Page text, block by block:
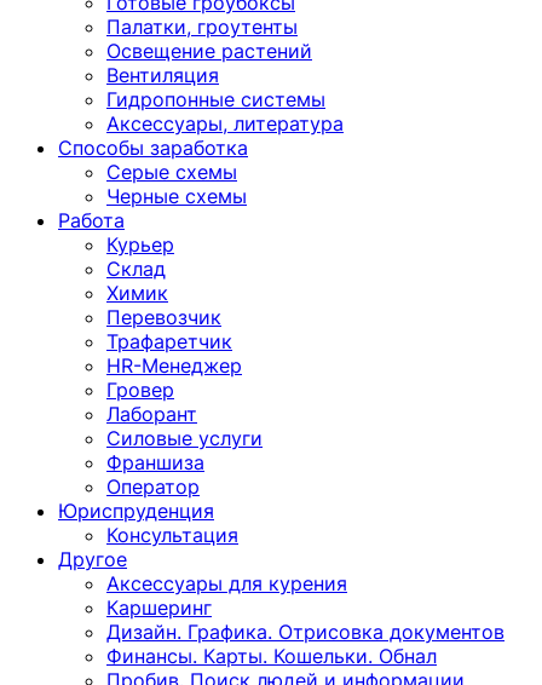
Палатки, гроутенты
Освещение растений
Вентиляция
Гидропонные системы
Аксессуары, литература
Способы заработка
Серые схемы
Черные схемы
Работа
Курьер
Склад
Химик
Перевозчик
Трафаретчик
HR-Менеджер
Гровер
Лаборант
Силовые услуги
Франшиза
Оператор
Юриспруденция
Консультация
Другoе
Аксессуары для курения
Каршеринг
Дизайн. Графика. Отрисовка документов
Финансы. Карты. Кошельки. Обнал
Пробив. Поиск людей и информации